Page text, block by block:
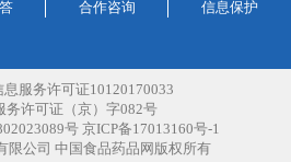
合作咨询
信息保护
服务许可证10120170033
务许可证（京）字082号
号 京ICP备17013160号-1
限公司 中国食品药品网版权所有